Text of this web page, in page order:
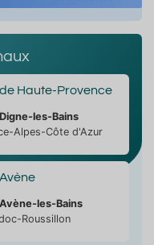
Haute-Provence
Digne-les-Bains
Alpes-Côte d'Azur
Avène-les-Bains
Roussillon